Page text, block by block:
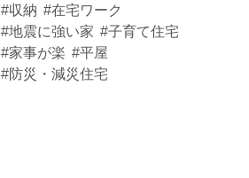
#収納 #在宅ワーク
#地震に強い家 #子育て住宅
#家事が楽 #平屋
#防災・減災住宅